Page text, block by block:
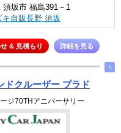
須坂市 福島391－1
キ自販長野 須坂
& 見積もり 詳細を見る
∧
ドクルーザー プラド
ジ70THアニバーサリー